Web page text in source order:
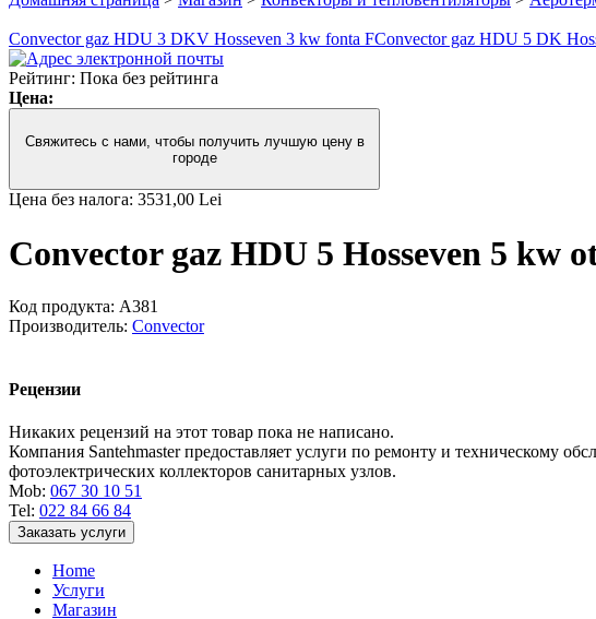
Convector gaz HDU 3 DKV Hosseven 3 kw fonta FConvector gaz HDU 5 DK
Рейтинг: Пока без рейтинга
Цена:
Свяжитесь с нами, чтобы получить лучшую цену в
городе
Цена без налога: 3531,00 Lei
Convector gaz HDU 5 Hosseven 5 kw
Код продукта: A381
Производитель: Convector
Рецензии
Никаких рецензий на этот товар пока не написано.
Компания Santehmaster предоставляет услуги по ремонту и техническому
фотоэлектрических коллекторов санитарных узлов.
Mob: 067 30 10 51
Tel: 022 84 66 84
Заказать услуги
Home
Услуги
Магазин